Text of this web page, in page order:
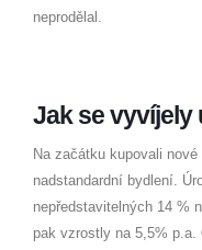
neprodělal.
Jak se vyvíjely
Na začátku kupovali
nadstandardní bydlení.
nepředstavitelných 14 %
pak vzrostly na 5,5% p.a.